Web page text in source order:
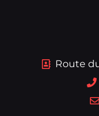
Route